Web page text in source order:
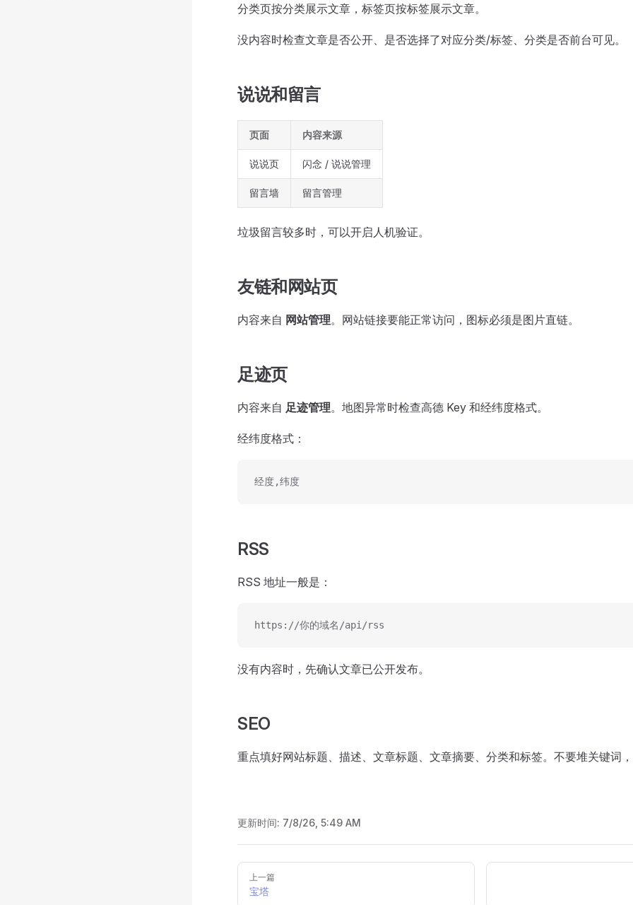
分类页按分类展示文章，标签页按标签展示文章。
没内容时检查文章是否公开、是否选择了对应分类/标签、分类是否前台可见。
说说和留言
页面 内容来源
说说页 闪念 / 说说管理
留言墙 留言管理
垃圾留言较多时，可以开启人机验证。
友链和网站页
内容来自 网站管理。网站链接要能正常访问，图标必须是图片直链。
足迹页
内容来自 足迹管理。地图异常时检查高德 Key 和经纬度格式。
经纬度格式：
经度,纬度
RSS
RSS 地址一般是：
https://你的域名/api/rss
没有内容时，先确认文章已公开发布。
SEO
重点填好网站标题、描述、文章标题、文章摘要、分类和标签。不要堆关键词
更新时间: 7/8/26, 5:49 AM
Pager
上一篇
宝塔